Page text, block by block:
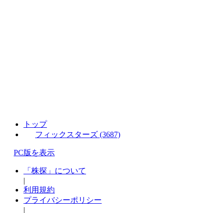
トップ
フィックスターズ (3687)
PC版を表示
「株探」について
|
利用規約
プライバシーポリシー
|